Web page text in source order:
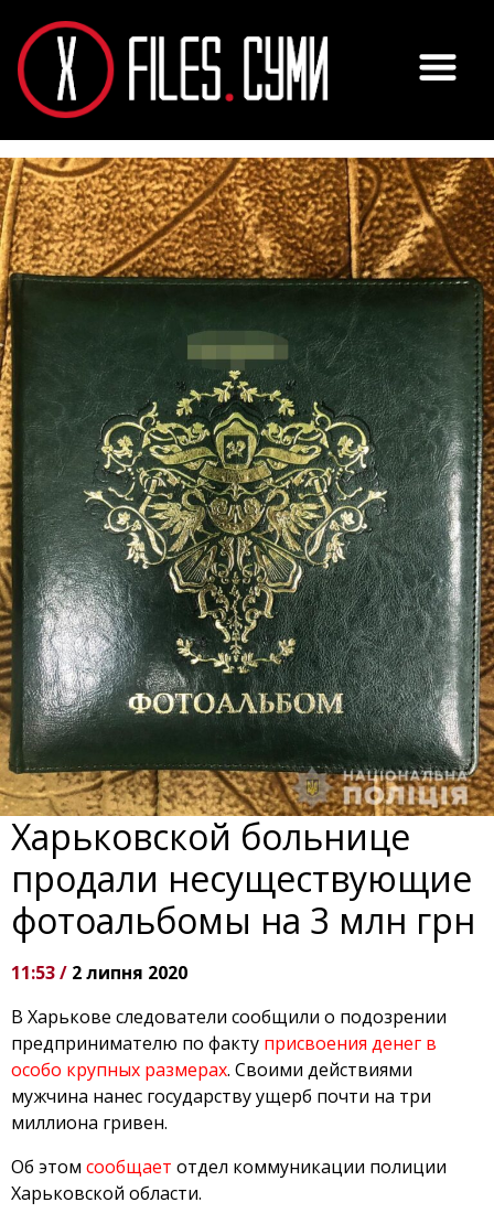
Харьковской больнице
продали несуществующие
фотоальбомы на 3 млн грн
11:53 / 2 липня 2020
В Харькове следователи сообщили о подозрении
предпринимателю по факту присвоения денег в
особо крупных размерах. Своими действиями
мужчина нанес государству ущерб почти на три
миллиона гривен.
Об этом сообщает отдел коммуникации полиции
Харьковской области.